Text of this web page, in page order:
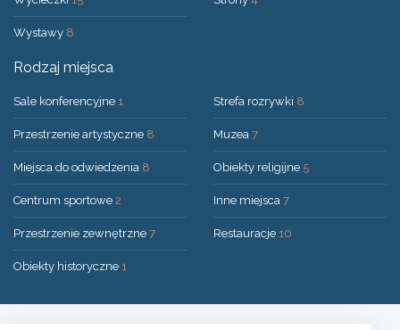
Wystawy 8
Rodzaj miejsca
Sale konferencyjne 1
Przestrzenie artystyczne 8
Miejsca do odwiedzenia 8
Centrum sportowe 2
Przestrzenie zewnętrzne 7
Obiekty historyczne 1
Strefa rozrywki 8
Muzea 7
Obiekty religijne 5
Inne miejsca 7
Restauracje 10